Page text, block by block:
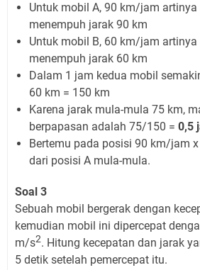
Untuk mobil A, 90 km/jam
menempuh jarak 90 km
Untuk mobil B, 60 km/jam
menempuh jarak 60 km
Dalam 1 jam kedua mobil
60 km = 150 km
Karena jarak mula-mula 75 km,
berpapasan adalah 75/150 = 0,5
Bertemu pada posisi 90 km/jam
dari posisi A mula-mula.
Soal 3
Sebuah mobil bergerak dengan
kemudian mobil ini dipercepat
m/s2. Hitung kecepatan dan jarak
5 detik setelah pemercepat itu.